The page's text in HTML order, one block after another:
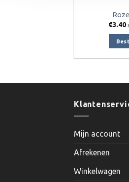
€3.40
Mijn account
Afrekenen
Winkelwagen